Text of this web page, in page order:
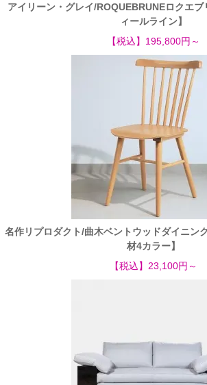
アイリーン・グレイ/ROQUEBRUNEロクエ
ィールライン】
【税込】195,800円～
名作リプロダクト/曲木ベントウッドダイニン
材4カラー】
【税込】23,100円～